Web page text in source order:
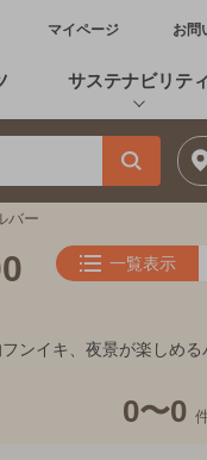
しいウィンドウで開く
マイページ お問
サステナビリティ
バー
一覧表示
ンイキ、夜景が楽しめ
0〜0